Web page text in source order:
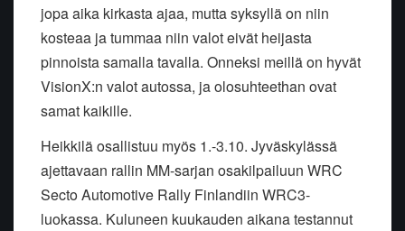
jopa aika kirkasta ajaa, mutta syksyllä on niin
kosteaa ja tummaa niin valot eivät heijasta
pinnoista samalla tavalla. Onneksi meillä on hyvät
VisionX:n valot autossa, ja olosuhteethan ovat
samat kaikille.
Heikkilä osallistuu myös 1.-3.10. Jyväskylässä
ajettavaan rallin MM-sarjan osakilpailuun WRC
Secto Automotive Rally Finlandiin WRC3-
luokassa. Kuluneen kuukauden aikana testannut